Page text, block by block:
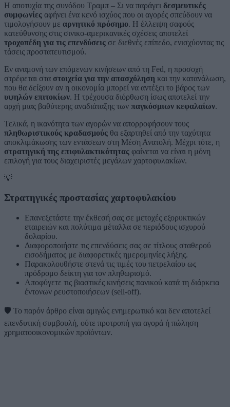
Η αποτυχία της συνόδου Τραμπ – Σι να παράγει δεσμευτικές
συμφωνίες αφήνει ένα κενό ισχύος που οι αγορές σπεύδουν να
τιμολογήσουν με αρνητικό πρόσημο. Η έλλειψη σαφούς
κατεύθυνσης στις σινικο-αμερικανικές σχέσεις αποτελεί
τροχοπέδη για τις επενδύσεις σε διεθνές επίπεδο, ενισχύοντας τις
τάσεις προστατευτισμού.
Εν αναμονή των επόμενων κινήσεων από τη Fed, η προσοχή
στρέφεται στα στοιχεία για την απασχόληση και την κατανάλωση,
που θα δείξουν αν η οικονομία μπορεί να αντέξει το βάρος των
υψηλών επιτοκίων. Η τρέχουσα διόρθωση ίσως αποτελεί την
αρχή μιας βαθύτερης αναδιάταξης των παγκόσμιων κεφαλαίων.
Τελικά, η ικανότητα των αγορών να απορροφήσουν τους
πληθωριστικούς κραδασμούς θα εξαρτηθεί από την ταχύτητα
αποκλιμάκωσης των εντάσεων στη Μέση Ανατολή. Μέχρι τότε, η
στρατηγική της επιφυλακτικότητας φαίνεται να είναι η μόνη
επιλογή για τους διαχειριστές μεγάλων χαρτοφυλακίων.
💡
Στρατηγικές προστασίας χαρτοφυλακίου
Επανεξετάστε την έκθεσή σας σε μετοχές εξορυκτικών
εταιρειών και πολύτιμα μέταλλα σε περιόδους ισχυρού
δολαρίου.
Διαφοροποιήστε τις επενδύσεις σας σε τίτλους σταθερού
εισοδήματος με διαφορετικές ημερομηνίες λήξης.
Παρακολουθήστε στενά τις τιμές του πετρελαίου ως
πρόδρομο δείκτη για τον πληθωρισμό.
Αποφύγετε τις βιαστικές κινήσεις πανικού κατά τη διάρκεια
έντονων ρευστοποιήσεων (sell-off).
🛡️ Το παρόν άρθρο είναι αμιγώς ενημερωτικό και δεν αποτελεί
επενδυτική συμβουλή, ούτε προτροπή για αγορά ή πώληση
χρηματοοικονομικών προϊόντων.